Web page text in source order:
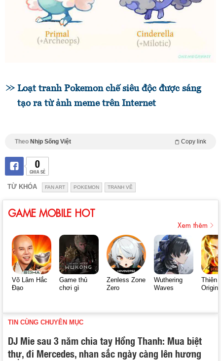
Loạt tranh Pokemon chế siêu độc được sáng
tạo ra từ ảnh meme trên Internet
Theo Nhịp Sống Việt Copy link
0
CHIA SẺ
TỪ KHÓA FAN ART POKEMON TRANH VẼ
GAME MOBILE HOT
Xem thêm
Võ Lâm Hắc
Đạo
Game thủ
chơi gì
Zenless Zone
Zero
Wuthering
Waves
Thiên
Origin
TIN CÙNG CHUYÊN MỤC
DJ Mie sau 3 năm chia tay Hồng Thanh: Mua biệt
thự, đi Mercedes, nhan sắc ngày càng lên hương